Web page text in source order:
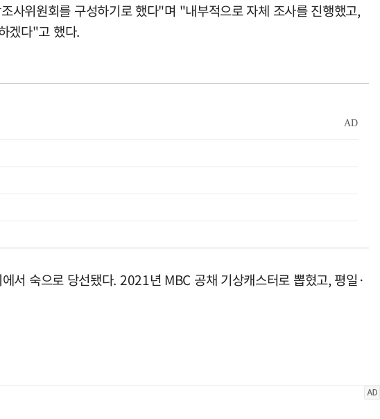
사위원회를 구성하기로 했다"며 "내부적으로 자체 조사를 진행했고,
겠다"고 했다.
서 숙으로 당선됐다. 2021년 MBC 공채 기상캐스터로 뽑혔고, 평일·